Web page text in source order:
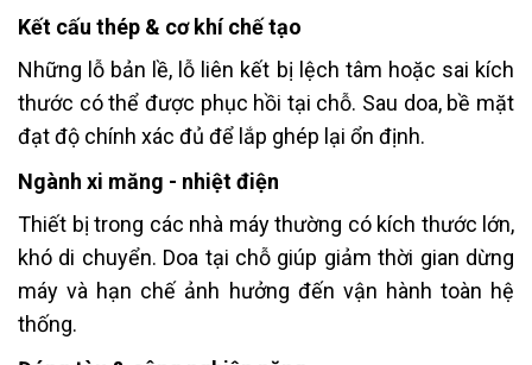
Kết cấu thép & cơ khí chế tạo
Những lỗ bản lề, lỗ liên kết bị lệch tâm hoặc sai kích
thước có thể được phục hồi tại chỗ. Sau doa, bề mặt
đạt độ chính xác đủ để lắp ghép lại ổn định.
Ngành xi măng - nhiệt điện
Thiết bị trong các nhà máy thường có kích thước lớn,
khó di chuyển. Doa tại chỗ giúp giảm thời gian dừng
máy và hạn chế ảnh hưởng đến vận hành toàn hệ
thống.